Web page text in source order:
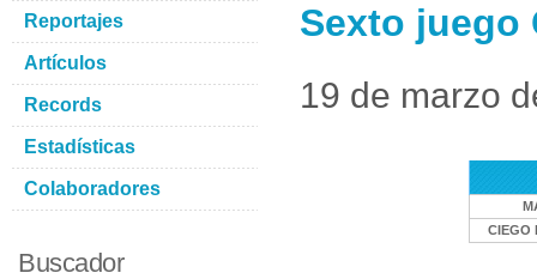
Sexto juego
19 de marzo
CIEGO
Reportajes
Artículos
Records
Estadísticas
Colaboradores
Buscador